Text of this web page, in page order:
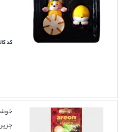
کد کالا :